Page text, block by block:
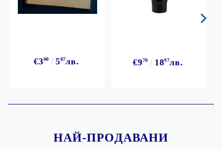
€300 587лв. €970 1897лв.
НАЙ-ПРОДАВАНИ